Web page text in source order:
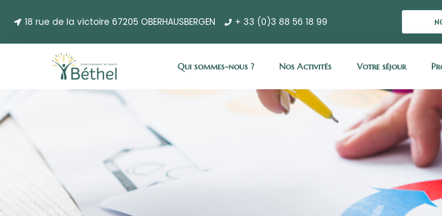
18 rue de la victoire 67205 OBERHAUSBERGEN + 33 (0)3 88 56 18 99
Qui sommes-nous ? Nos Activités Votre séjour